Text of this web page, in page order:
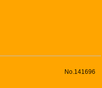
No.141696